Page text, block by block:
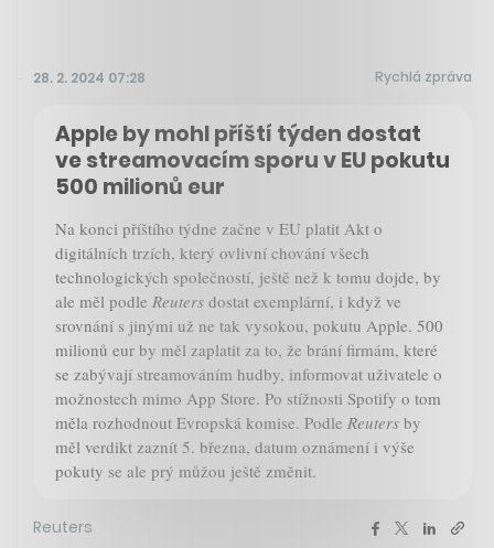
28. 2. 2024 07:28 Rychlá zpráva
Apple by mohl příští týden dostat
ve streamovacím sporu v EU pokutu
500 milionů eur
Na konci příštího týdne začne v EU platit Akt o
digitálních trzích, který ovlivní chování všech
technologických společností, ještě než k tomu dojde, by
ale měl podle Reuters dostat exemplární, i když ve
srovnání s jinými už ne tak vysokou, pokutu Apple. 500
milionů eur by měl zaplatit za to, že brání firmám, které
se zabývají streamováním hudby, informovat uživatele o
možnostech mimo App Store. Po stížnosti Spotify o tom
měla rozhodnout Evropská komise. Podle Reuters by
měl verdikt zaznít 5. března, datum oznámení i výše
pokuty se ale prý můžou ještě změnit.
Reuters